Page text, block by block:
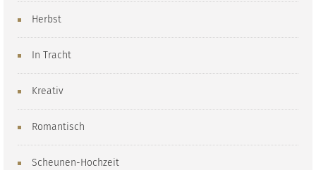
Herbst
In Tracht
Kreativ
Romantisch
Scheunen-Hochzeit